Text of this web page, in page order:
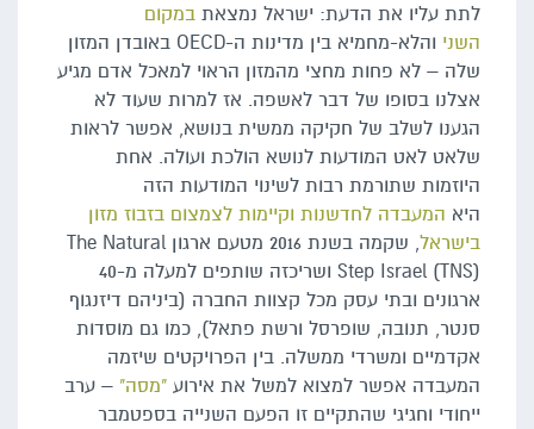
לתת עליו את הדעת: ישראל נמצאת במקום
השני
והלא-מחמיא בין מדינות ה-OECD באובדן המזון
שלה – לא פחות מחצי מהמזון הראוי למאכל אדם מגיע
אצלנו בסופו של דבר לאשפה. אז למרות שעוד לא
הגענו לשלב של חקיקה ממשית בנושא, אפשר לראות
שלאט לאט המודעות לנושא הולכת ועולה. אחת
היוזמות שתורמת רבות לשינוי המודעות הזה
היא המעבדה לחדשנות וקיימות לצמצום בזבוז מזון
בישראל
, שקמה בשנת 2016 מטעם ארגון The Natural
Step Israel (TNS) ושריכזה שותפים למעלה מ-40
ארגונים ובתי עסק מכל קצוות החברה (ביניהם דיזנגוף
סנטר, תנובה, שופרסל ורשת פתאל), כמו גם מוסדות
אקדמיים ומשרדי ממשלה. בין הפרויקטים שיזמה
המעבדה אפשר למצוא למשל את אירוע "מסה" – ערב
ייחודי וחגיגי שהתקיים זו הפעם השנייה בספטמבר